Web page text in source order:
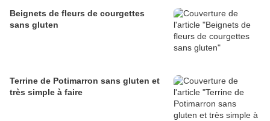
Beignets de fleurs de courgettes
sans gluten
Terrine de Potimarron sans gluten et
très simple à faire